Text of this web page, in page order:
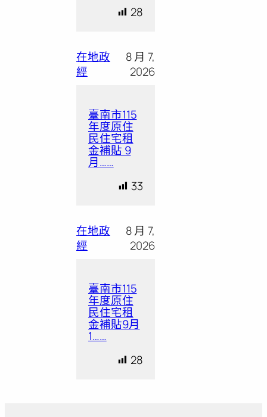
28
在地政
經
8 月 7,
2026
臺南市115
年度原住
民住宅租
金補貼 9
月……
33
在地政
經
8 月 7,
2026
臺南市115
年度原住
民住宅租
金補貼9月
1……
28